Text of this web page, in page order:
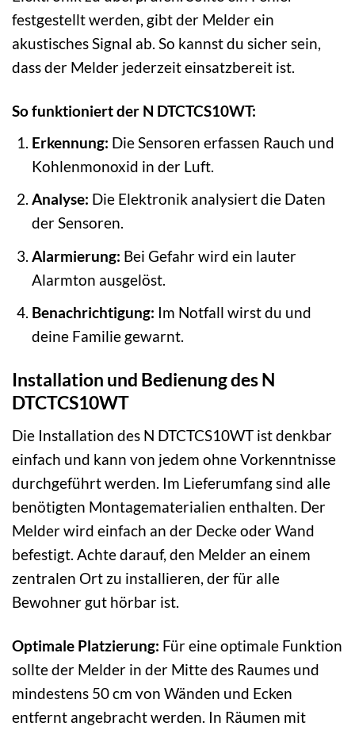
festgestellt werden, gibt der Melder ein
akustisches Signal ab. So kannst du sicher sein,
dass der Melder jederzeit einsatzbereit ist.
So funktioniert der N DTCTCS10WT:
Erkennung: Die Sensoren erfassen Rauch und
Kohlenmonoxid in der Luft.
Analyse: Die Elektronik analysiert die Daten
der Sensoren.
Alarmierung: Bei Gefahr wird ein lauter
Alarmton ausgelöst.
Benachrichtigung: Im Notfall wirst du und
deine Familie gewarnt.
Installation und Bedienung des N
DTCTCS10WT
Die Installation des N DTCTCS10WT ist denkbar
einfach und kann von jedem ohne Vorkenntnisse
durchgeführt werden. Im Lieferumfang sind alle
benötigten Montagematerialien enthalten. Der
Melder wird einfach an der Decke oder Wand
befestigt. Achte darauf, den Melder an einem
zentralen Ort zu installieren, der für alle
Bewohner gut hörbar ist.
Optimale Platzierung: Für eine optimale Funktion
sollte der Melder in der Mitte des Raumes und
mindestens 50 cm von Wänden und Ecken
entfernt angebracht werden. In Räumen mit